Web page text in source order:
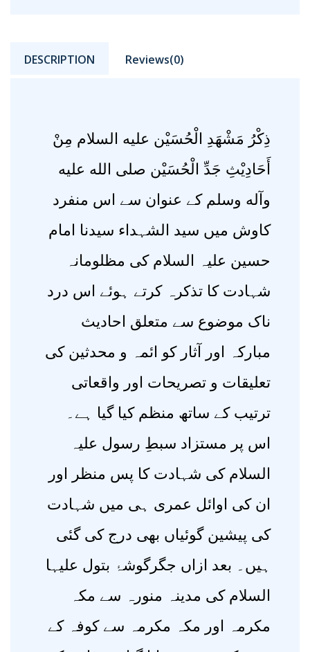
DESCRIPTION Reviews(0)
ذِکْرُ مَشْهَدِ الْحُسَیْن علیه السلام مِنْ
أَحَادِیْثِ جَدِّ الْحُسَیْن صلی الله علیه
وآله وسلم کے عنوان سے اس منفرد
کاوش میں سید الشہداء سیدنا امام
حسین علیہ السلام کی مظلومانہ
شہادت کا تذکرہ کرتے ہوئے اس درد
ناک موضوع سے متعلق احادیث
مبارکہ اور آثار کو ائمہ و محدثین کی
تعلیقات و تصریحات اور واقعاتی
ترتیب کے ساتھ منظم کیا گیا ہے۔
اس پر مستزاد سبطِ رسول علیہ
السلام کی شہادت کا پس منظر اور
ان کی اوائل عمری ہی میں شہادت
کی پیشین گوئیاں بھی درج کی گئی
ہیں۔ بعد ازاں جگرگوشۂ بتول علیہا
السلام کی مدینہ منورہ سے مکہ
مکرمہ اور مکہ مکرمہ سے کوفہ کے